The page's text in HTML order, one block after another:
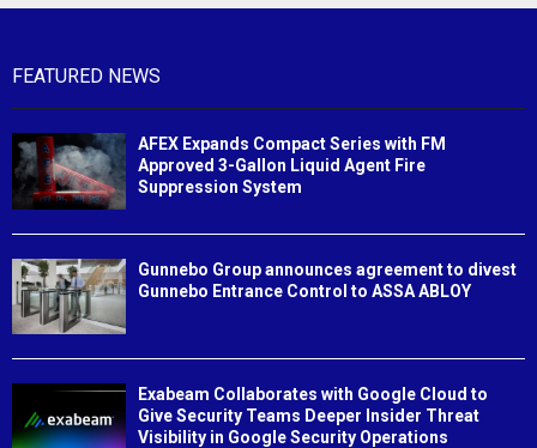
FEATURED NEWS
AFEX Expands Compact Series with FM
Approved 3-Gallon Liquid Agent Fire
Suppression System
Gunnebo Group announces agreement to divest
Gunnebo Entrance Control to ASSA ABLOY
Exabeam Collaborates with Google Cloud to
Give Security Teams Deeper Insider Threat
Visibility in Google Security Operations